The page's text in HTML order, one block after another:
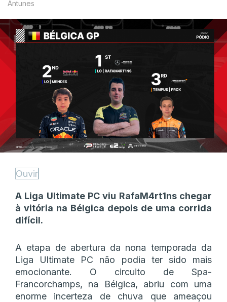
Antunes
Ouvir
A Liga Ultimate PC viu RafaM4rt1ns chegar
à vitória na Bélgica depois de uma corrida
difícil.
A etapa de abertura da nona temporada da
Liga Ultimate PC não podia ter sido mais
emocionante. O circuito de Spa-
Francorchamps, na Bélgica, abriu com uma
enorme incerteza de chuva que ameaçou